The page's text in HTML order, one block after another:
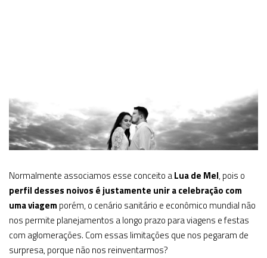
Normalmente associamos esse conceito aLua de Mel, pois o
perfil desses noivos é justamente unir a celebração com
uma viagem porém, o cenário sanitário e econômico mundial não
nos permite planejamentos a longo prazo para viagens e festas
com aglomerações. Com essas limitações que nos pegaram de
surpresa, porque não nos reinventarmos?